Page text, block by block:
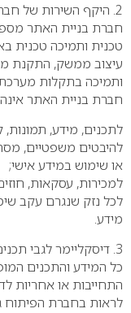
2. היקף השירות של חברת בניית האתר
חברת בניית האתר
טכנית ותמיכה טכנית
עיצוב ממשק, התקנת
ותמיכה בתקלות
חברת בניית האתר
לתכנים, מידע,
להיבטים משפטיים,
או שימוש במידע אישי;
למכירות, עסקאות,
לכל נזק שנגרם עקב
מידע.
3. דיסקליימר לגבי תכנים ומידע
כל המידע והתכנים
התחייבות או אחריות
לראות בחברת הפיתוח